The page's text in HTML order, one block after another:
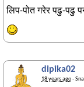
लिप-पोत गरेर पढु-पढु
dipika02
18 years ago·